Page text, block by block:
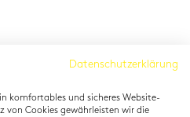
Datenschutzerklärung
komfortables und sicheres Website-
von Cookies gewährleisten wir die